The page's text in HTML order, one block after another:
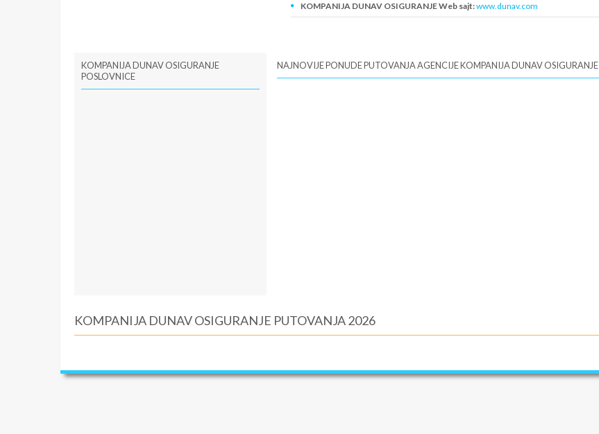
KOMPANIJA DUNAV OSIGURANJE Web sajt:www.dunav.com
KOMPANIJA DUNAV OSIGURANJE
POSLOVNICE
NAJNOVIJE PONUDE PUTOVANJA AGENCIJE KOMPANIJA DUNAV OSIGURANJE
KOMPANIJA DUNAV OSIGURANJE PUTOVANJA 2026